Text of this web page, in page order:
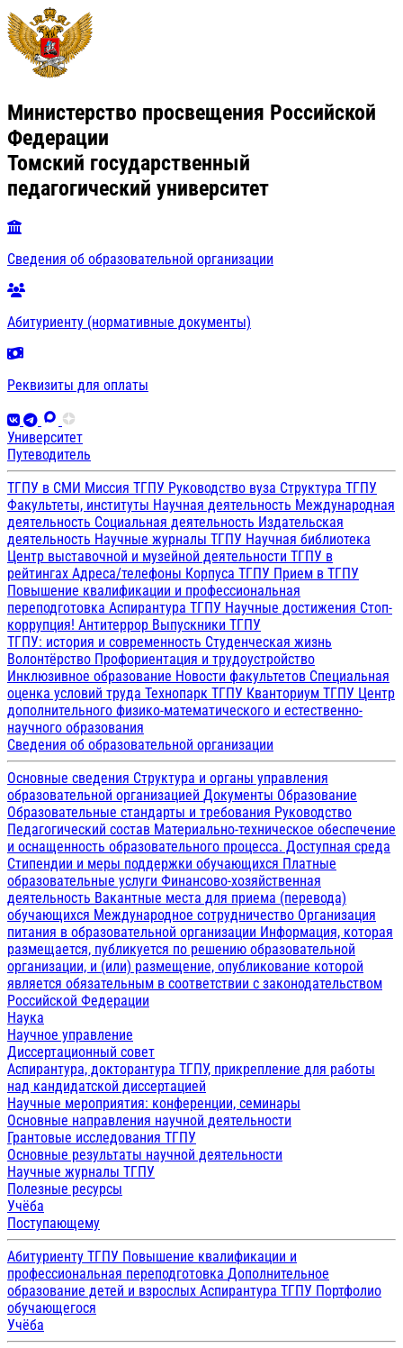
Министерство просвещения Российской
Федерации
Томский государственный
педагогический университет
Сведения об образовательной организации
Абитуриенту (нормативные документы)
Реквизиты для оплаты
Университет
Путеводитель
ТГПУ в СМИ Миссия ТГПУ Руководство вуза Структура ТГПУ
Факультеты, институты Научная деятельность Международная
деятельность Социальная деятельность Издательская
деятельность Научные журналы ТГПУ Научная библиотека
Центр выставочной и музейной деятельности ТГПУ в
рейтингах Адреса/телефоны Корпуса ТГПУ Прием в ТГПУ
Повышение квалификации и профессиональная
переподготовка Аспирантура ТГПУ Научные достижения Стоп-
коррупция! Антитеррор Выпускники ТГПУ
ТГПУ: история и современность Студенческая жизнь
Волонтёрство Профориентация и трудоустройство
Инклюзивное образование Новости факультетов Специальная
оценка условий труда Технопарк ТГПУ Кванториум ТГПУ Центр
дополнительного физико-математического и естественно-
научного образования
Сведения об образовательной организации
Основные сведения Структура и органы управления
образовательной организацией Документы Образование
Образовательные стандарты и требования Руководство
Педагогический состав Материально-техническое обеспечение
и оснащенность образовательного процесса. Доступная среда
Стипендии и меры поддержки обучающихся Платные
образовательные услуги Финансово-хозяйственная
деятельность Вакантные места для приема (перевода)
обучающихся Международное сотрудничество Организация
питания в образовательной организации Информация, которая
размещается, публикуется по решению образовательной
организации, и (или) размещение, опубликование которой
является обязательным в соответствии с законодательством
Российской Федерации
Наука
Научное управление
Диссертационный совет
Аспирантура, докторантура ТГПУ, прикрепление для работы
над кандидатской диссертацией
Научные мероприятия: конференции, семинары
Основные направления научной деятельности
Грантовые исследования ТГПУ
Основные результаты научной деятельности
Научные журналы ТГПУ
Полезные ресурсы
Учёба
Поступающему
Абитуриенту ТГПУ Повышение квалификации и
профессиональная переподготовка Дополнительное
образование детей и взрослых Аспирантура ТГПУ Портфолио
обучающегося
Учёба